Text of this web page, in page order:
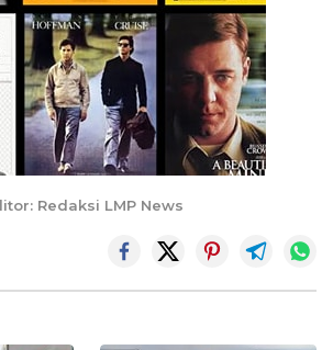
Redaksi LMP News